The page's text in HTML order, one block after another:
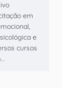
em
e
cursos